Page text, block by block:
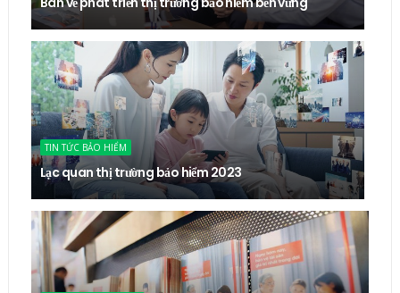
TIN TỨC BẢO HIỂM
Lạc quan thị trường bảo hiểm 2023